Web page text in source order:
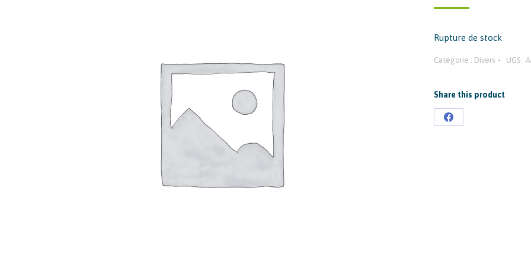
Rupture de stock
Catégorie : Divers UGS :
Share this product
Partager